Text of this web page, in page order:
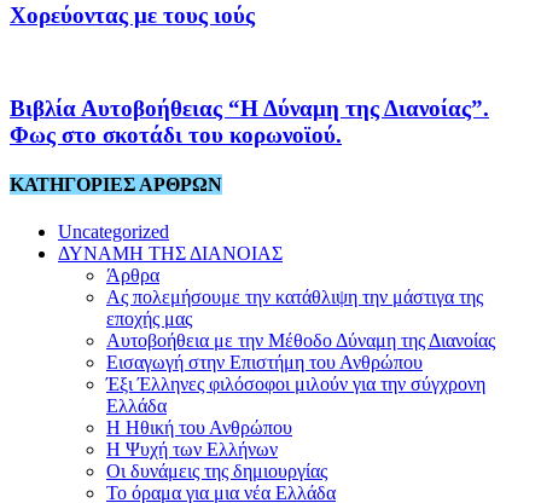
Χορεύοντας με τους ιούς
Βιβλία Αυτοβοήθειας “Η Δύναμη της Διανοίας”.
Φως στο σκοτάδι του κορωνοϊού.
ΚΑΤΗΓΟΡΙΕΣ ΑΡΘΡΩΝ
Uncategorized
ΔΥΝΑΜΗ ΤΗΣ ΔΙΑΝΟΙΑΣ
Άρθρα
Ας πολεμήσουμε την κατάθλιψη την μάστιγα της
εποχής μας
Αυτοβοήθεια με την Μέθοδο Δύναμη της Διανοίας
Εισαγωγή στην Επιστήμη του Ανθρώπου
Έξι Έλληνες φιλόσοφοι μιλούν για την σύγχρονη
Ελλάδα
Η Ηθική του Ανθρώπου
Η Ψυχή των Ελλήνων
Οι δυνάμεις της δημιουργίας
Το όραμα για μια νέα Ελλάδα